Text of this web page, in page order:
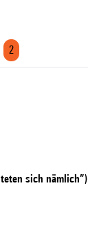
2
sich nämlich”)